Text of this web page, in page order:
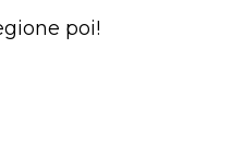
poi!